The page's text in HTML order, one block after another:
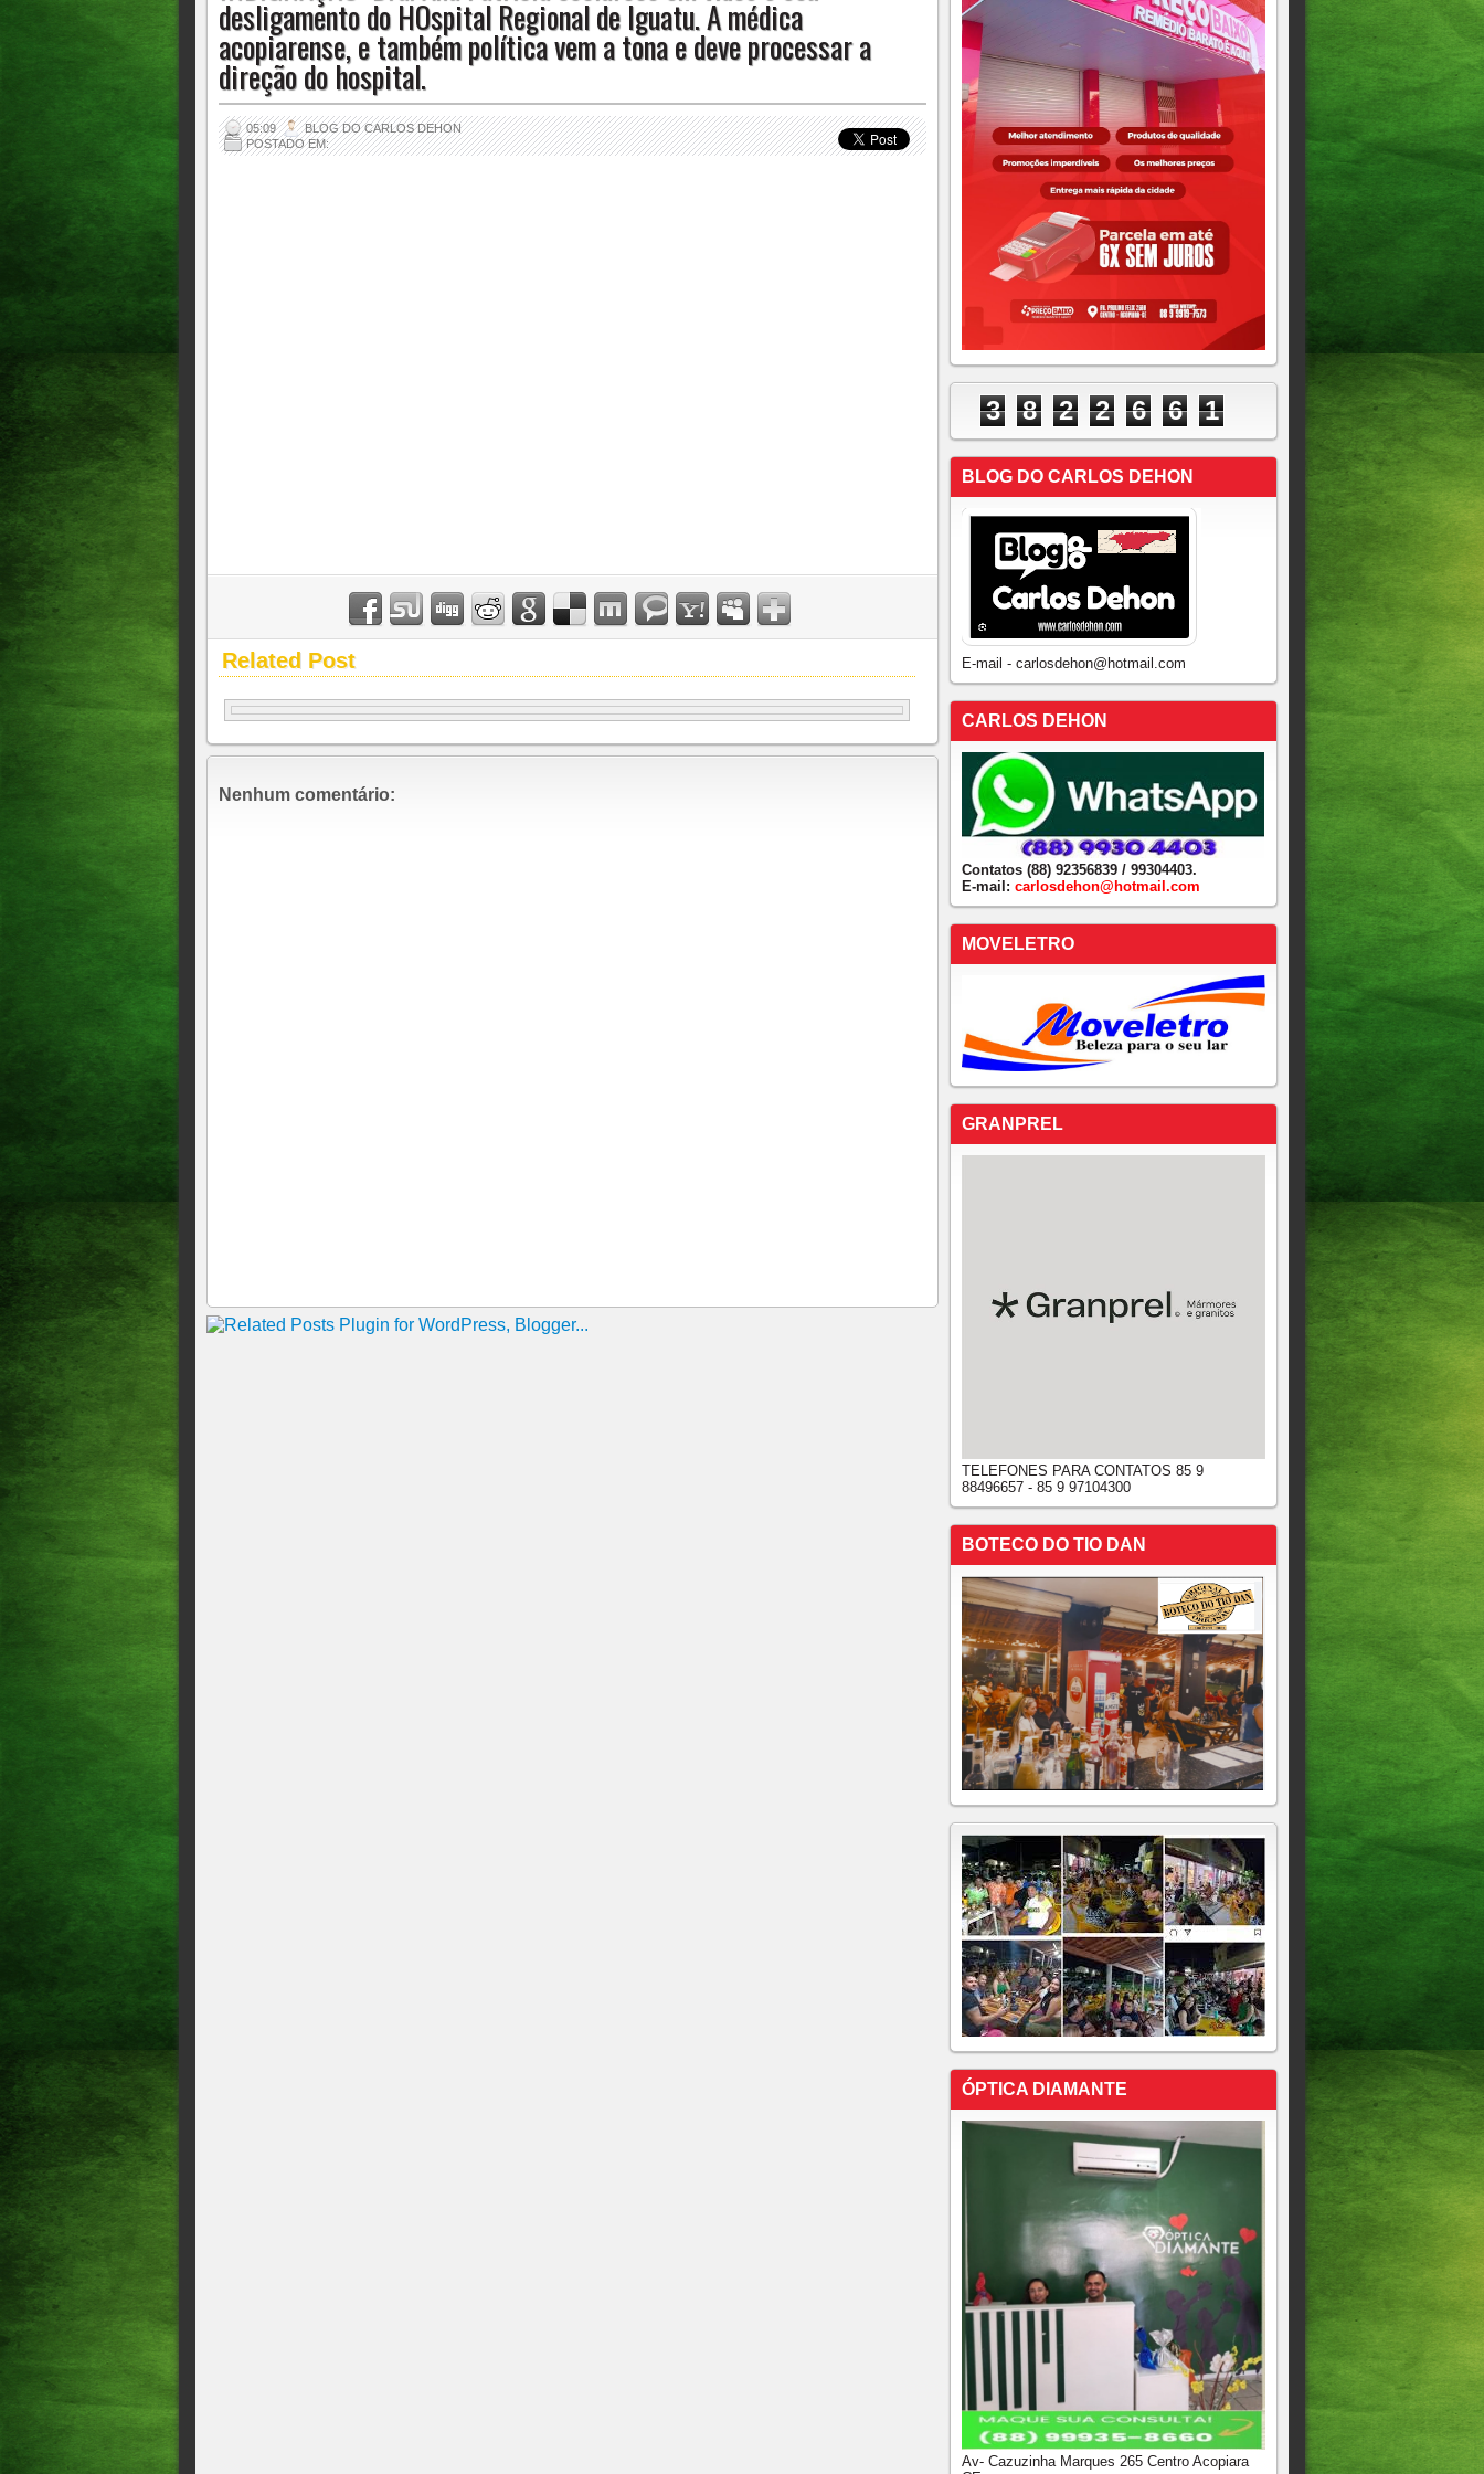
desligamento do HOspital Regional de Iguatu. A médica
acopiarense, e também política vem a tona e deve processar a
direção do hospital.
05:09
BLOG DO CARLOS DEHON
POSTADO EM:
Related Post
Nenhum comentário:
3 8 2 2 6 6 2
BLOG DO CARLOS DEHON
E-mail - carlosdehon@hotmail.com
CARLOS DEHON
Contatos (88) 92356839 / 99304403.
E-mail: carlosdehon@hotmail.com
MOVELETRO
GRANPREL
TELEFONES PARA CONTATOS 85 9
88496657 - 85 9 97104300
BOTECO DO TIO DAN
ÓPTICA DIAMANTE
Av- Cazuzinha Marques 265 Centro Acopiara